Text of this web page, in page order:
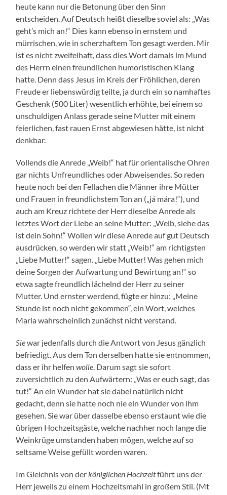
heute kann nur die Betonung über den Sinn
entscheiden. Auf Deutsch heißt dieselbe soviel als: „Was
geht’s mich an!“ Dies kann ebenso in ernstem und
mürrischen, wie in scherzhaftem Ton gesagt werden. Mir
ist es nicht zweifelhaft, dass dies Wort damals im Mund
des Herrn einen freundlichen humoristischen Klang
hatte. Denn dass Jesus im Kreis der Fröhlichen, deren
Freude er liebenswürdig teilte, ja durch ein so namhaftes
Geschenk (500 Liter) wesentlich erhöhte, bei einem so
unschuldigen Anlass gerade seine Mutter mit einem
feierlichen, fast rauen Ernst abgewiesen hätte, ist nicht
denkbar.
Vollends die Anrede „Weib!“ hat für orientalische Ohren
gar nichts Unfreundliches oder Abweisendes. So reden
heute noch bei den Fellachen die Männer ihre Mütter
und Frauen in freundlichstem Ton an („já mára!“), und
auch am Kreuz richtete der Herr dieselbe Anrede als
letztes Wort der Liebe an seine Mutter: „Weib, siehe das
ist dein Sohn!“ Wollen wir diese Anrede auf gut Deutsch
ausdrücken, so werden wir statt „Weib!“ am richtigsten
„Liebe Mutter!“ sagen. „Liebe Mutter! Was gehen mich
deine Sorgen der Aufwartung und Bewirtung an!“ so
etwa sagte freundlich lächelnd der Herr zu seiner
Mutter. Und ernster werdend, fügte er hinzu: „Meine
Stunde ist noch nicht gekommen“, ein Wort, welches
Maria wahrscheinlich zunächst nicht verstand.
Siewar jedenfalls durch die Antwort von Jesus gänzlich
befriedigt. Aus dem Ton derselben hatte sie entnommen,
dass er ihr helfenwolle. Darum sagt sie sofort
zuversichtlich zu den Aufwärtern: „Was er euch sagt, das
tut!“ An ein Wunder hat sie dabei natürlich nicht
gedacht, denn sie hatte noch nie ein Wunder von ihm
gesehen. Sie war über dasselbe ebenso erstaunt wie die
übrigen Hochzeitsgäste, welche nachher noch lange die
Weinkrüge umstanden haben mögen, welche auf so
seltsame Weise gefüllt worden waren.
Im Gleichnis von derköniglichen Hochzeitführt uns der
Herr jeweils zu einem Hochzeitsmahl in großem Stil. (Mt